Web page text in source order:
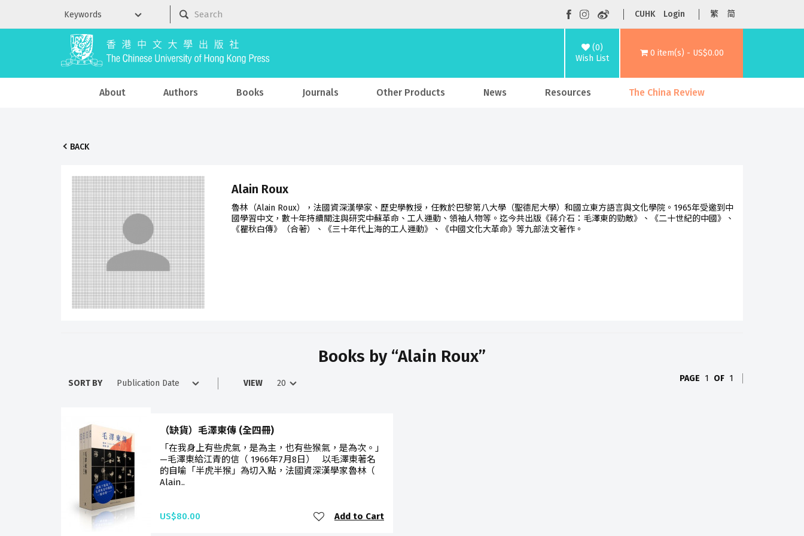
CUHK Login 繁 简
(0)
Wish List
0 item(s) - US$0.00
About Authors Books Journals Other Products News Resources The China Review
BACK
Alain Roux
魯林（Alain Roux），法國資深漢學家、歷史學教授，任教於巴黎第八大學（聖德尼大學）和國立東方語言與文化學院。1965年受邀到中
國學習中文，數十年持續關注與研究中蘇革命、工人運動、領袖人物等。迄今共出版《蔣介石：毛澤東的勁敵》、《二十世紀的中國》、
《瞿秋白傳》（合著）、《三十年代上海的工人運動》、《中國文化大革命》等九部法文著作。
Books by “Alain Roux”
SORT BY VIEW PAGE 1 OF 1
（缺貨）毛澤東傳 (全四冊)
「在我身上有些虎氣，是為主，也有些猴氣，是為次。」
—毛澤東給江青的信（ 1966年7月8日） 以毛澤東著名
的自喻「半虎半猴」為切入點，法國資深漢學家魯林（
Alain..
US$80.00 Add to Cart